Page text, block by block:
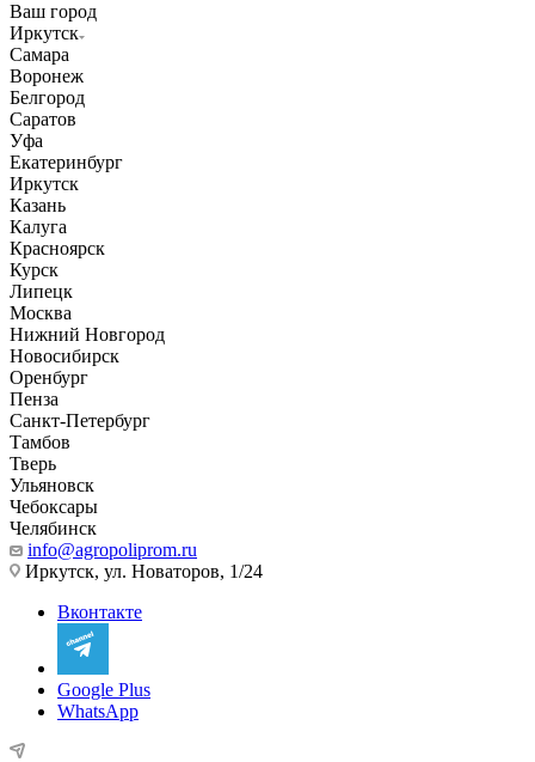
Ваш город
Иркутск
Самара
Воронеж
Белгород
Саратов
Уфа
Екатеринбург
Иркутск
Казань
Калуга
Красноярск
Курск
Липецк
Москва
Нижний Новгород
Новосибирск
Оренбург
Пенза
Санкт-Петербург
Тамбов
Тверь
Ульяновск
Чебоксары
Челябинск
info@agropoliprom.ru
Иркутск, ул. Новаторов, 1/24
Вконтакте
Google Plus
WhatsApp